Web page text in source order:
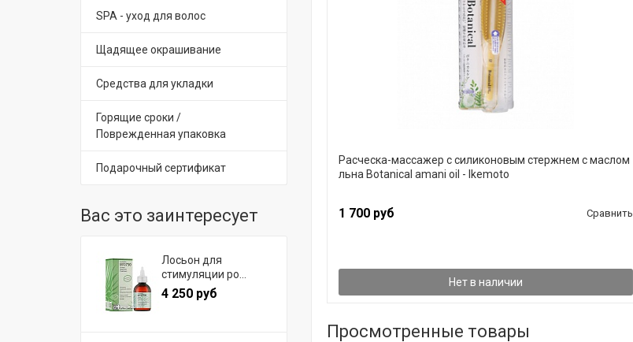
SPA - уход для волос
Щадящее окрашивание
Средства для укладки
Горящие сроки /
Поврежденная упаковка
Подарочный сертификат
Вас это заинтересует
Лосьон для
стимуляции ро...
4 250 руб
Расческа-массажер с силиконовым стержнем с маслом
льна Botanical amani oil - Ikemoto
1 700 руб Сравнить
Нет в наличии
Просмотренные товары